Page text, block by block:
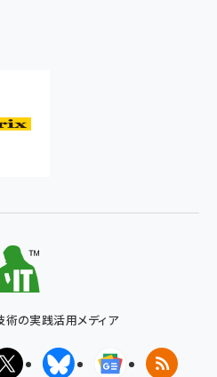
術の実践活用メディア
X(エックス)BlueskyGoogleニュ
RSS